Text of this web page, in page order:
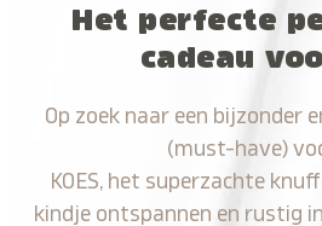
Het perfecte
cadeau
Op zoek naar een bijzonder
(must-have)
KOES, het superzachte
kindje ontspannen en rustig